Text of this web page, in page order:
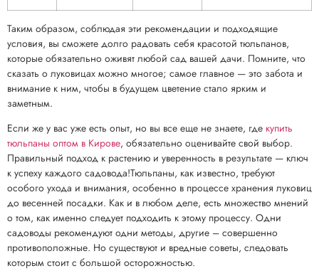
Таким образом, соблюдая эти рекомендации и подходящие
условия, вы сможете долго радовать себя красотой тюльпанов,
которые обязательно оживят любой сад вашей дачи. Помните, что
сказать о луковицах можно многое; самое главное — это забота и
внимание к ним, чтобы в будущем цветение стало ярким и
заметным.
Если же у вас уже есть опыт, но вы все еще не знаете, где купить
тюльпаны оптом в Кирове, обязательно оценивайте свой выбор.
Правильный подход к растению и уверенность в результате — ключ
к успеху каждого садовода!Тюльпаны, как известно, требуют
особого ухода и внимания, особенно в процессе хранения луковиц
до весенней посадки. Как и в любом деле, есть множество мнений
о том, как именно следует подходить к этому процессу. Одни
садоводы рекомендуют одни методы, другие – совершенно
противоположные. Но существуют и вредные советы, следовать
которым стоит с большой осторожностью.